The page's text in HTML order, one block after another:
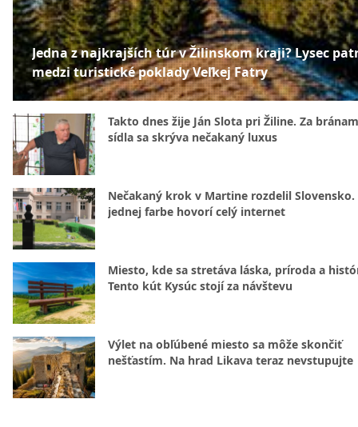
Jedna z najkrajších túr v Žilinskom kraji? Lysec
medzi turistické poklady Veľkej Fatry
Takto dnes žije Ján Slota pri Žiline. Za
sídla sa skrýva nečakaný luxus
Nečakaný krok v Martine rozdelil Slovensko.
jednej farbe hovorí celý internet
Miesto, kde sa stretáva láska, príroda a
Tento kút Kysúc stojí za návštevu
Výlet na obľúbené miesto sa môže skončiť
nešťastím. Na hrad Likava teraz nevstupujte